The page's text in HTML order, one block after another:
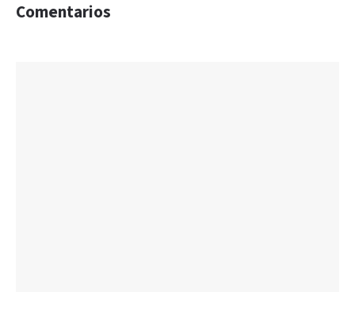
Comentarios